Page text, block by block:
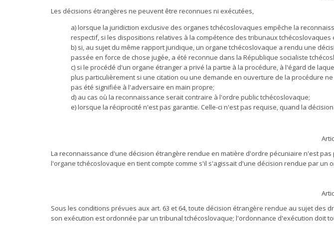
Les décisions étrangères ne peuvent être reconnues ni exécutées,
a) lorsque la juridiction exclusive des organes tchécoslovaques empêche la
respectif, si les dispositions relatives à la compétence des tribunaux
b) si, au sujet du même rapport juridique, un organe tchécoslovaque a rendu une
passée en force de chose jugée, a été reconnue dans la République socialiste
c) si le procédé d'un organe étranger a privé la partie à la procédure, à l'égard de
plus particulièrement si une citation ou une demande en ouverture de la procédure
pas été signifiée à l'adversaire en main propre;
d) au cas où la reconnaissance serait contraire à l'ordre public tchécoslovaque;
e) lorsque la réciprocité n'est pas garantie. Celle-ci n'est pas requise, quand la
La reconnaissance d'une décision étrangère rendue en matière d'ordre pécuniaire n'est
l'organe tchécoslovaque en tient compte comme s'il s'agissait d'une décision rendue par un
Sous les conditions prévues aux art. 63 et 64, toute décision étrangère rendue au sujet
son exécution est ordonnée par un tribunal tchécoslovaque; l'ordonnance d'exécution doit